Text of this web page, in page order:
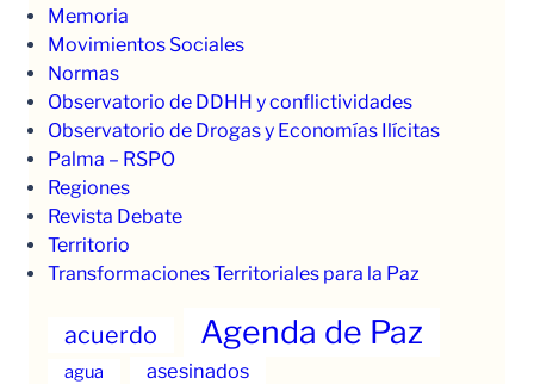
Memoria
Movimientos Sociales
Normas
Observatorio de DDHH y conflictividades
Observatorio de Drogas y Economías Ilícitas
Palma – RSPO
Regiones
Revista Debate
Territorio
Transformaciones Territoriales para la Paz
acuerdo Agenda de Paz
agua asesinados